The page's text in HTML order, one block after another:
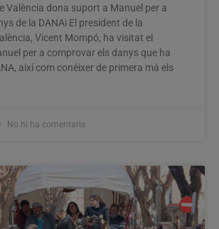
València dona suport a Manuel per a
de la DANAi El president de la
Vicent Mompó, ha visitat el
per a comprovar els danys que ha
així com conéixer de primera mà els
No hi ha comentaris